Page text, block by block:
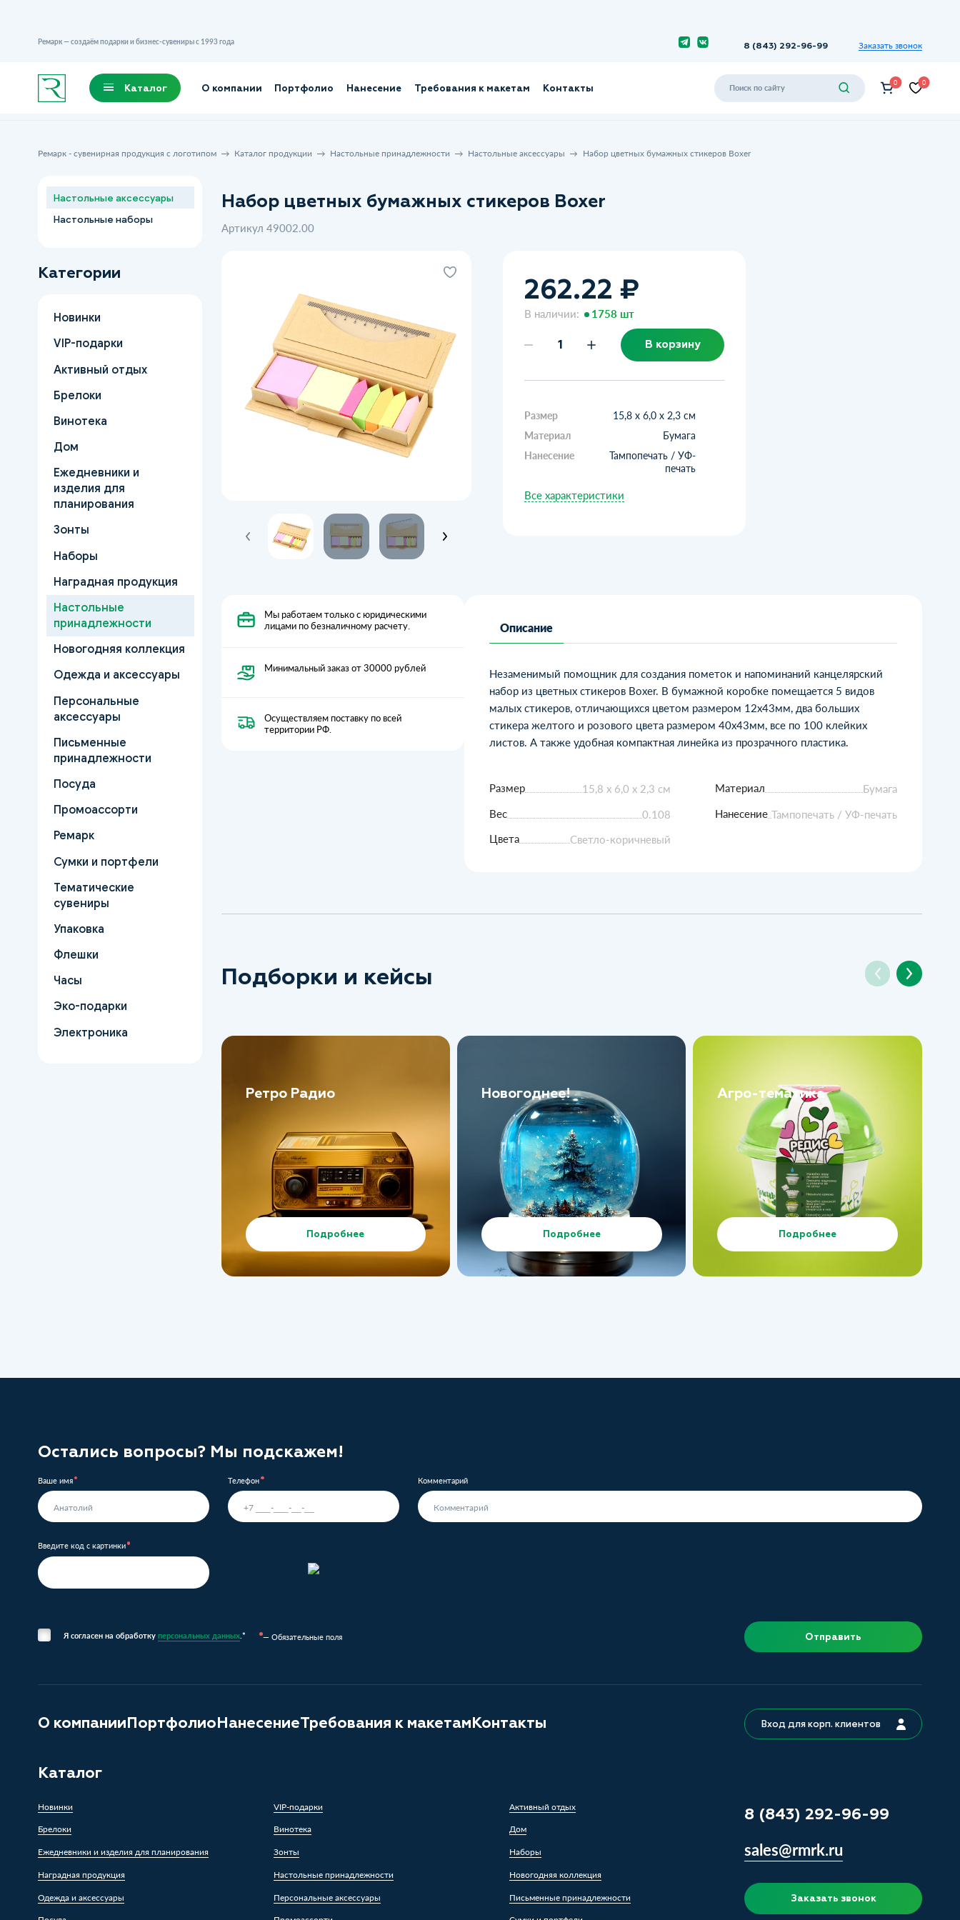
Ремарк — создаём подарки и бизнес-сувениры с 1993 года 8 (843) 292-96-99 Заказать звонок
Каталог О компании Портфолио Нанесение Требования к макетам Контакты 0 0
Ремарк - сувенирная продукция с логотипом Каталог продукции Настольные принадлежности Настольные аксессуары Набор цветных бумажных стикеров Boxer
Настольные аксессуары
Настольные наборы
Категории
Новинки
VIP-подарки
Активный отдых
Брелоки
Винотека
Дом
Ежедневники и
изделия для
планирования
Зонты
Наборы
Наградная продукция
Настольные
принадлежности
Новогодняя коллекция
Одежда и аксессуары
Персональные
аксессуары
Письменные
принадлежности
Посуда
Промоассорти
Ремарк
Сумки и портфели
Тематические
сувениры
Упаковка
Флешки
Часы
Эко-подарки
Электроника
Набор цветных бумажных стикеров Boxer
Артикул 49002.00
262.22 ₽
В наличии: 1758 шт
В корзину
Размер
15,8 х 6,0 х 2,3 см
Материал
Бумага
Нанесение
Тампопечать / УФ-
печать
Все характеристики
Мы работаем только с юридическими
лицами по безналичному расчету.
Минимальный заказ от 30000 рублей
Осуществляем поставку по всей
территории РФ.
Описание
Незаменимый помощник для создания пометок и напоминаний канцелярский
набор из цветных стикеров Boxer. В бумажной коробке помещается 5 видов
малых стикеров, отличающихся цветом размером 12х43мм, два больших
стикера желтого и розового цвета размером 40х43мм, все по 100 клейких
листов. А также удобная компактная линейка из прозрачного пластика.
Размер 15,8 х 6,0 х 2,3 см Материал
Бумага
Вес
0.108 Нанесение Тампопечать / УФ-печать
Цвета
Светло-коричневый
Подборки и кейсы
Ретро Радио
Подробнее
Новогоднее!
Подробнее
Агро-тематика
Подробнее
Остались вопросы? Мы подскажем!
Ваше имя Телефон Комментарий
Введите код с картинки
Я согласен на обработку персональных данных.* — Обязательные поля Отправить
О компанииПортфолиоНанесениеТребования к макетамКонтакты
Каталог
Новинки VIP-подарки
Активный отдых
Брелоки
Винотека
Дом
Ежедневники и изделия для планирования
Зонты
Наборы
Наградная продукция
Настольные принадлежности
Новогодняя коллекция
Одежда и аксессуары
Персональные аксессуары
Письменные принадлежности
Вход для корп. клиентов
8 (843) 292-96-99
sales@rmrk.ru
Заказать звонок